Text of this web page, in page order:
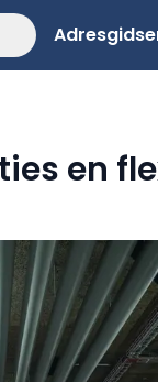
en